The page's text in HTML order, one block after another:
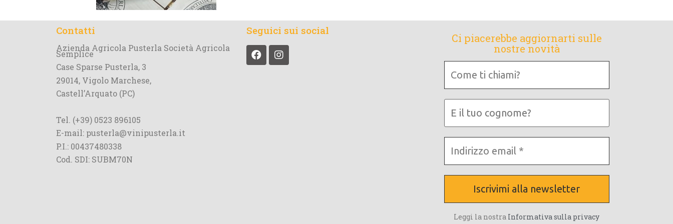
Contatti
Azienda Agricola Pusterla Società Agricola
Semplice
Case Sparse Pusterla, 3
29014, Vigolo Marchese,
Castell’Arquato (PC)
Tel. (+39) 0523 896105
E-mail: pusterla@vinipusterla.it
P.I.: 00437480338
Cod. SDI: SUBM70N
Seguici sui social
Ci piacerebbe aggiornarti sulle
nostre novità
chiami?
E
tuo
cognome?
email
*
Leggi la nostra Informativa sulla privacy